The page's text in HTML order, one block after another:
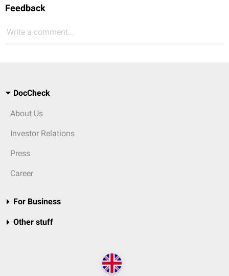
Feedback
Write a comment...
DocCheck
About Us
Investor Relations
Press
Career
For Business
Other stuff